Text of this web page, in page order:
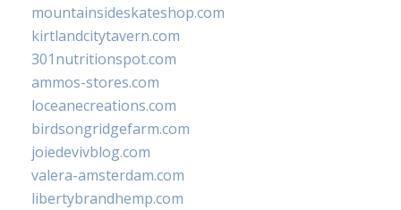
mountainsideskateshop.com
kirtlandcitytavern.com
301nutritionspot.com
ammos-stores.com
loceanecreations.com
birdsongridgefarm.com
joiedevivblog.com
valera-amsterdam.com
libertybrandhemp.com